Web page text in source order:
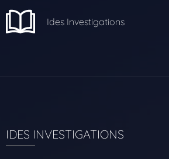
Ides Investigations
IDES INVESTIGATIONS